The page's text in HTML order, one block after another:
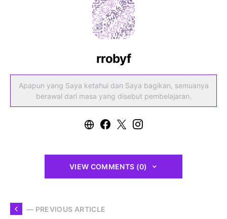
rrobyf
Apapun yang Saya ketahui dan Saya bagikan, semuanya
berawal dari masa yang disebut pembelajaran.
VIEW COMMENTS (0)
— PREVIOUS ARTICLE